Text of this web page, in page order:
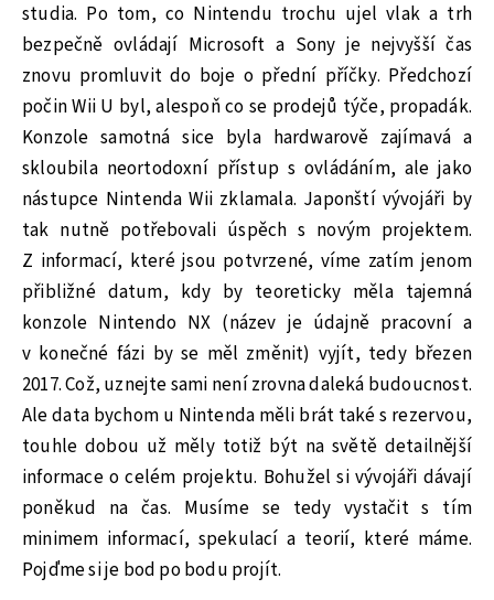
studia. Po tom, co Nintendu trochu ujel vlak a trh
bezpečně ovládají Microsoft a Sony je nejvyšší čas
znovu promluvit do boje o přední příčky. Předchozí
počin Wii U byl, alespoň co se prodejů týče, propadák.
Konzole samotná sice byla hardwarově zajímavá a
skloubila neortodoxní přístup s ovládáním, ale jako
nástupce Nintenda Wii zklamala. Japonští vývojáři by
tak nutně potřebovali úspěch s novým projektem.
Z informací, které jsou potvrzené, víme zatím jenom
přibližné datum, kdy by teoreticky měla tajemná
konzole Nintendo NX (název je údajně pracovní a
v konečné fázi by se měl změnit) vyjít, tedy březen
2017. Což, uznejte sami není zrovna daleká budoucnost.
Ale data bychom u Nintenda měli brát také s rezervou,
touhle dobou už měly totiž být na světě detailnější
informace o celém projektu. Bohužel si vývojáři dávají
poněkud na čas. Musíme se tedy vystačit s tím
minimem informací, spekulací a teorií, které máme.
Pojďme si je bod po bodu projít.